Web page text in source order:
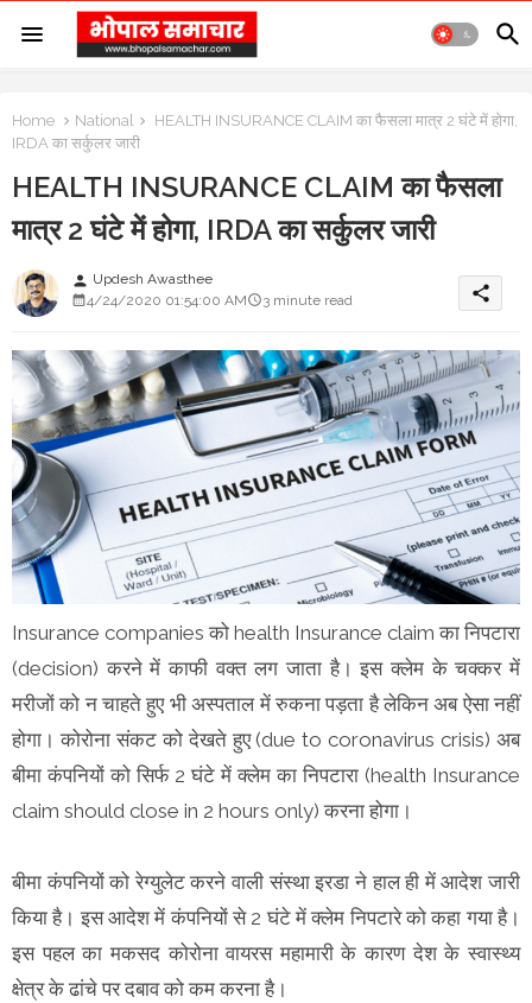
Home National
HEALTH INSURANCE CLAIM का फैसला मात्र 2 घंटे में होगा,
IRDA का सर्कुलर जारी
HEALTH INSURANCE CLAIM का फैसला
मात्र 2 घंटे में होगा, IRDA का सर्कुलर जारी
person Updesh Awasthee
4/24/2020 01:54:00 AM
3 minute read share
Insurance companies को health Insurance claim का निपटारा
(decision) करने में काफी वक्त लग जाता है। इस क्लेम के चक्कर में
मरीजों को न चाहते हुए भी अस्पताल में रुकना पड़ता है लेकिन अब ऐसा नहीं
होगा। कोरोना संकट को देखते हुए (due to coronavirus crisis) अब
बीमा कंपनियों को सिर्फ 2 घंटे में क्लेम का निपटारा (health Insurance
claim should close in 2 hours only) करना होगा।
बीमा कंपनियों को रेग्युलेट करने वाली संस्था इरडा ने हाल ही में आदेश जारी
किया है। इस आदेश में कंपनियों से 2 घंटे में क्लेम निपटारे को कहा गया है।
इस पहल का मकसद कोरोना वायरस महामारी के कारण देश के स्वास्थ्य
क्षेत्र के ढांचे पर दबाव को कम करना है।